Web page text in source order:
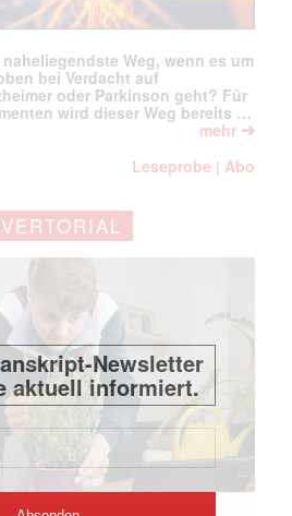
Weg, wenn es um
bei Verdacht auf
oder Parkinson geht? Für
wird dieser Weg bereits …
mehr ➔
Leseprobe | Abo